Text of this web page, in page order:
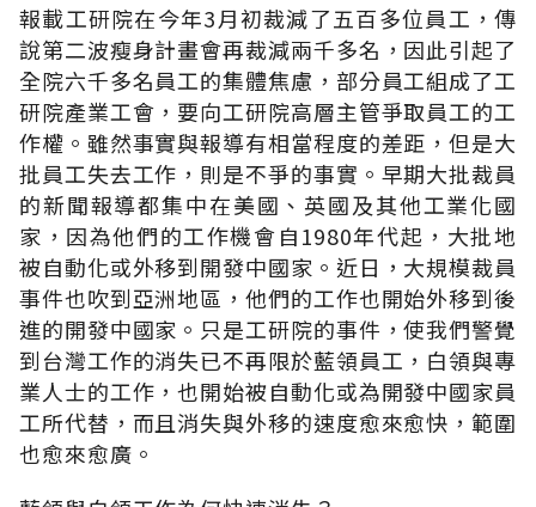
報載工研院在今年3月初裁減了五百多位員工，傳
說第二波瘦身計畫會再裁減兩千多名，因此引起了
全院六千多名員工的集體焦慮，部分員工組成了工
研院產業工會，要向工研院高層主管爭取員工的工
作權。雖然事實與報導有相當程度的差距，但是大
批員工失去工作，則是不爭的事實。早期大批裁員
的新聞報導都集中在美國、英國及其他工業化國
家，因為他們的工作機會自1980年代起，大批地
被自動化或外移到開發中國家。近日，大規模裁員
事件也吹到亞洲地區，他們的工作也開始外移到後
進的開發中國家。只是工研院的事件，使我們警覺
到台灣工作的消失已不再限於藍領員工，白領與專
業人士的工作，也開始被自動化或為開發中國家員
工所代替，而且消失與外移的速度愈來愈快，範圍
也愈來愈廣。